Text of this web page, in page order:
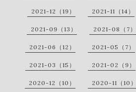
2021-12（19） 2021-11（14）
2021-09（13） 2021-08（7）
2021-06（12） 2021-05（7）
2021-03（15） 2021-02（9）
2020-12（10） 2020-11（10）